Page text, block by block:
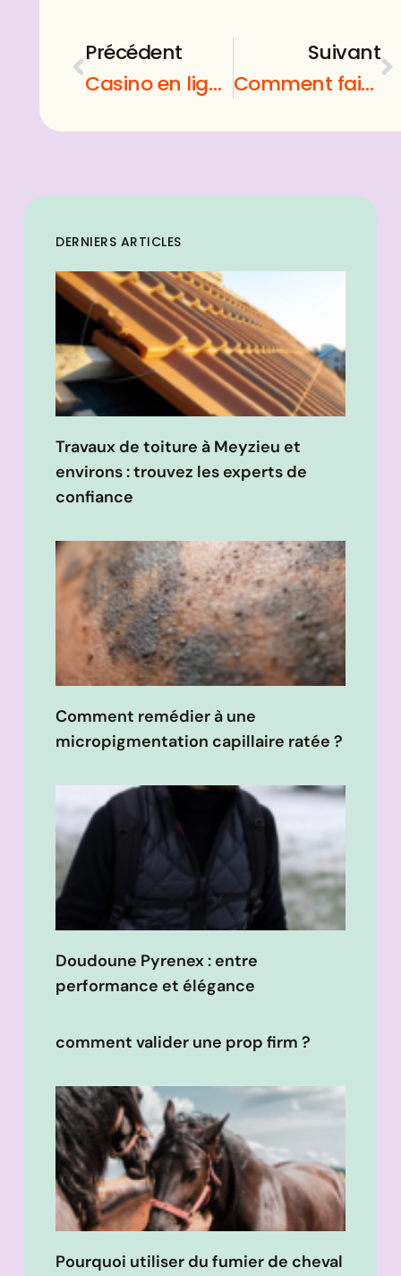
Précédent
Casino en ligne : le jackpot en l’espace d’une chanson
Suivant
Comment faire un quiche
DERNIERS ARTICLES
Travaux de toiture à Meyzieu et
environs : trouvez les experts de
confiance
Comment remédier à une
micropigmentation capillaire ratée ?
Doudoune Pyrenex : entre
performance et élégance
comment valider une prop firm ?
Pourquoi utiliser du fumier de cheval